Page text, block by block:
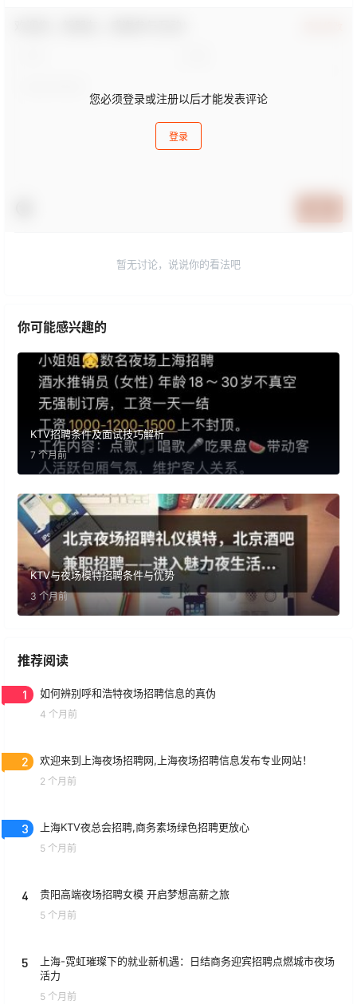
您必须登录或注册以后才能发表评论
登录
暂无讨论，说说你的看法吧
你可能感兴趣的
KTV招聘条件及面试技巧解析
7 个月前
KTV与夜场模特招聘条件与优势
3 个月前
推荐阅读
1 如何辨别呼和浩特夜场招聘信息的真伪
4 个月前
2 欢迎来到上海夜场招聘网,上海夜场招聘信息发布专业网站！
2 个月前
3 上海KTV夜总会招聘,商务素场绿色招聘更放心
5 个月前
4 贵阳高端夜场招聘女模 开启梦想高薪之旅
5 个月前
5
上海-霓虹璀璨下的就业新机遇：日结商务迎宾招聘点燃城市夜场
活力
5 个月前